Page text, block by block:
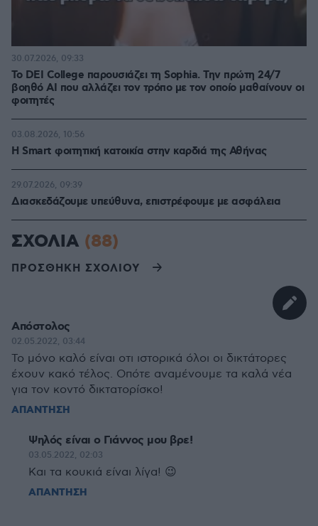
Το DEI College παρουσιάζει τη Sophia. Την πρώτη 24/7
βοηθό AI που αλλάζει τον τρόπο με τον οποίο μαθαίνουν οι
φοιτητές
30.07.2026, 09:33
Η Smart φοιτητική κατοικία στην καρδιά της Αθήνας
03.08.2026, 10:56
Διασκεδάζουμε υπεύθυνα, επιστρέφουμε με ασφάλεια
29.07.2026, 09:39
ΣΧΟΛΙΑ (88)
ΠΡΟΣΘΗΚΗ ΣΧΟΛΙΟΥ
Απόστολος
02.05.2022, 03:44
Το μόνο καλό είναι οτι ιστορικά όλοι οι δικτάτορες
έχουν κακό τέλος. Οπότε αναμένουμε τα καλά νέα
για τον κοντό δικτατορίσκο!
ΑΠΑΝΤΗΣΗ
Ψηλός είναι ο Γιάννος μου βρε!
03.05.2022, 02:03
Και τα κουκιά είναι λίγα! 😉
ΑΠΑΝΤΗΣΗ